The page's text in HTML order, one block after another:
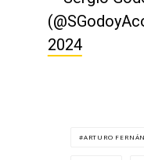
2024
ARTURO